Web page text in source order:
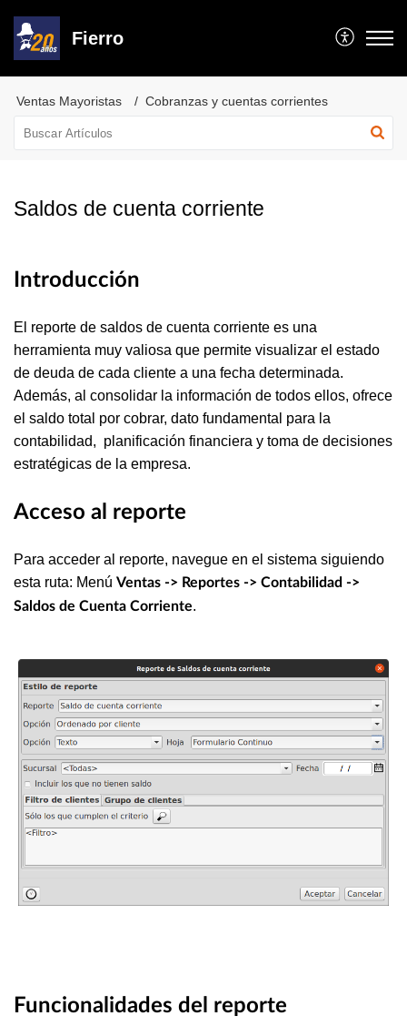
Fierro
Ventas Mayoristas Cobranzas y cuentas corrientes
Saldos de cuenta corriente
Introducción
El reporte de saldos de cuenta corriente es una
herramienta muy valiosa que permite visualizar el estado
de deuda de cada cliente a una fecha determinada.
Además, al consolidar la información de todos ellos, ofrece
el saldo total por cobrar, dato fundamental para la
contabilidad, planificación financiera y toma de decisiones
estratégicas de la empresa.
Acceso al reporte
Para acceder al reporte, navegue en el sistema siguiendo
esta ruta: Menú Ventas -> Reportes -> Contabilidad ->
Saldos de Cuenta Corriente.
Funcionalidades del reporte